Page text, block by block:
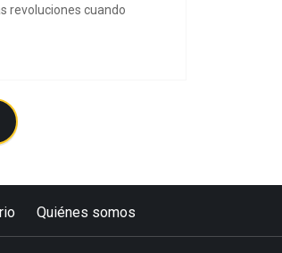
revoluciones cuando
Quiénes somos